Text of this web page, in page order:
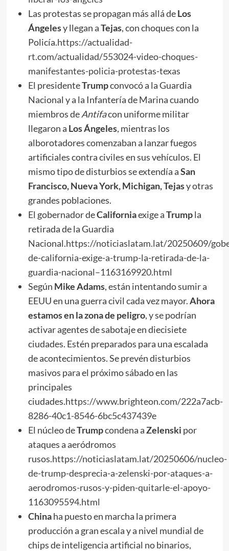
Las protestas se propagan más allá deLos
Ángelesy llegan aTejas, con choques con la
Policía.https://actualidad-
rt.com/actualidad/553024-video-choques-
manifestantes-policia-protestas-texas
El presidenteTrumpconvocó a la Guardia
Nacional y a la Infantería de Marina cuando
miembros deAntifacon uniforme militar
llegaron a Los Ángeles, mientras los
alborotadores comenzaban a lanzar fuegos
artificiales contra civiles en sus vehículos. El
mismo tipo de disturbios se extendía aSan
Francisco, Nueva York, Michigan, Tejasy otras
grandes poblaciones.
El gobernador deCaliforniaexige aTrumpla
retirada de la Guardia
Nacional.https://noticiaslatam.lat/20250609/
de-california-exige-a-trump-la-retirada-de-la-
guardia-nacional–1163169920.html
Según Mike Adams, están intentando sumir a
EEUU en una guerra civil cada vez mayor.Ahora
estamos en la zona de peligro, y se podrían
activar agentes de sabotaje en diecisiete
ciudades. Estén preparados para una escalada
de acontecimientos. Se prevén disturbios
masivos para el próximo sábado en las
principales
ciudades.https://www.brighteon.com/222a7acb-
8286-40c1-8546-6bc5c437439e
El núcleo deTrumpcondena aZelenski por
ataques a aeródromos
rusos.https://noticiaslatam.lat/20250606/nucleo-
de-trump-desprecia-a-zelenski-por-ataques-a-
aerodromos-rusos-y-piden-quitarle-el-apoyo-
1163095594.html
Chinaha puesto en marcha la primera
producción a gran escala y a nivel mundial de
chips de inteligencia artificial no binarios,